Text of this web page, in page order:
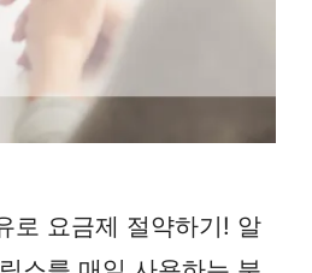
로 요금제 절약하기! 알